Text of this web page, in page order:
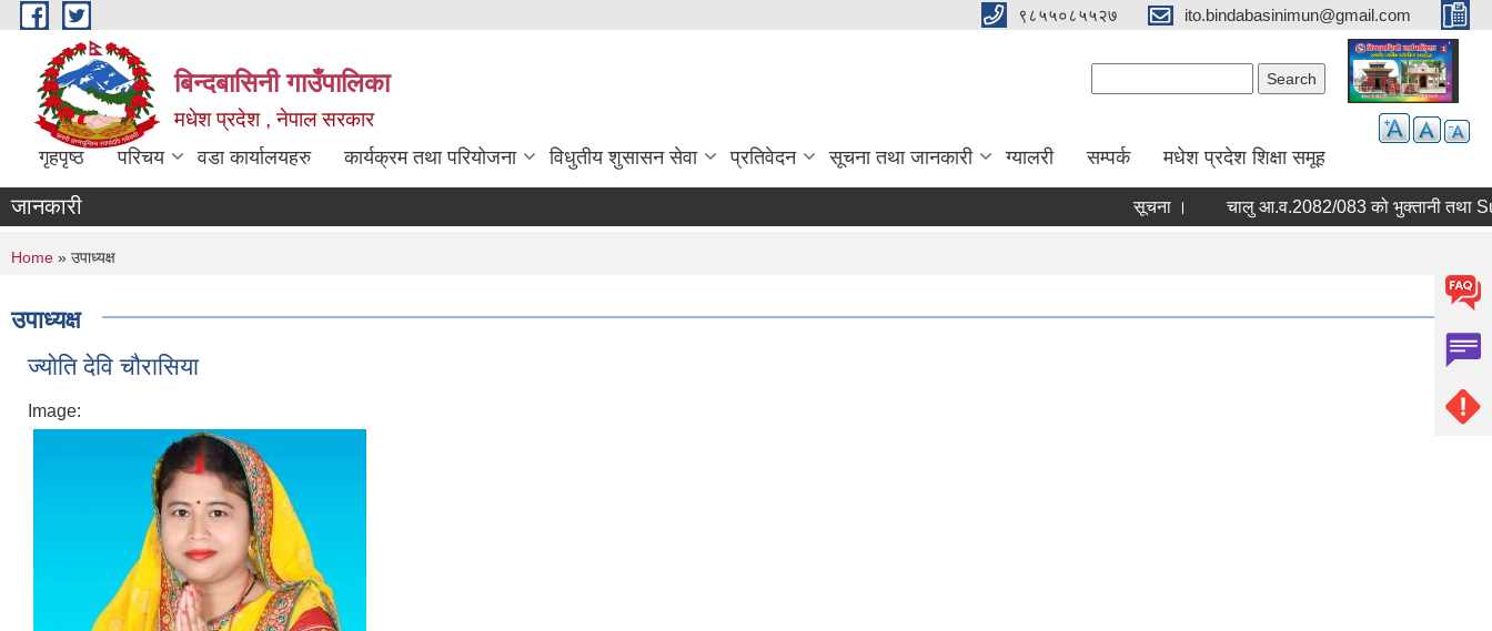
Skip to main content ९८५५०८५५२७ ito.bindabasinimun@gmail.com
बिन्दबासिनी गाउँपालिका
मधेश प्रदेश , नेपाल सरकार
गृहपृष्ठ परिचय वडा कार्यालयहरु कार्यक्रम तथा परियोजना विधुतीय शुसासन सेवा प्रतिवेदन सूचना तथा जानकारी ग्यालरी सम्पर्क मधेश प्रदेश शिक्षा समूह
जानकारी सूचना ।
You are here
Home » उपाध्यक्ष
उपाध्यक्ष
ज्योति देवि चौरासिया
Image: